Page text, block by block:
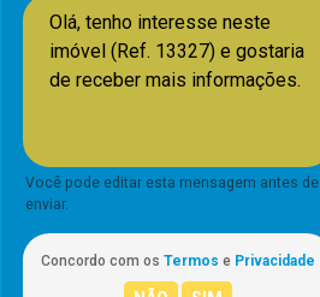
Você pode editar esta mensagem antes de
enviar.
Concordo com os Termos e Privacidade